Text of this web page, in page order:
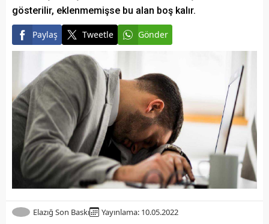
gösterilir, eklenmemişse bu alan boş kalır.
Paylaş Tweetle Gönder
Elazığ Son Baskı Yayınlama: 10.05.2022